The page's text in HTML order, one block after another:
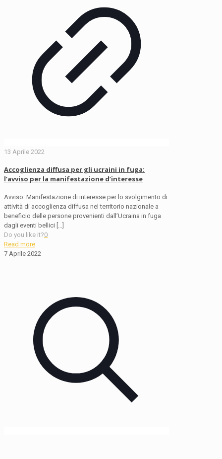
13 Aprile 2022
Accoglienza diffusa per gli ucraini in fuga:
l’avviso per la manifestazione d’interesse
Avviso: Manifestazione di interesse per lo svolgimento di
attività di accoglienza diffusa nel territorio nazionale a
beneficio delle persone provenienti dall’Ucraina in fuga
dagli eventi bellici […]
Do you like it?0
Read more
7 Aprile 2022